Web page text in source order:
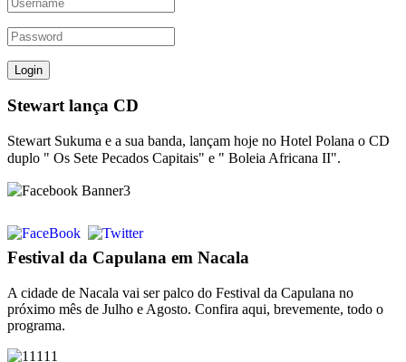
Stewart lança CD
Stewart Sukuma e a sua banda, lançam hoje no Hotel Polana o CD
duplo " Os Sete Pecados Capitais" e " Boleia Africana II".
Festival da Capulana em Nacala
A cidade de Nacala vai ser palco do Festival da Capulana no
próximo mês de Julho e Agosto. Confira aqui, brevemente, todo o
programa.